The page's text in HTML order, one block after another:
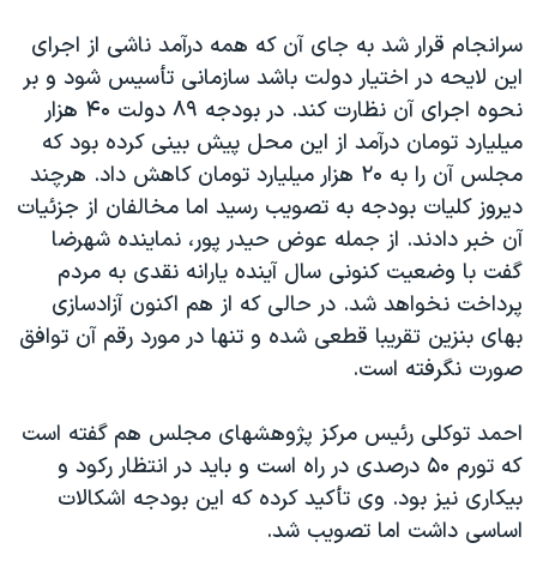
سرانجام قرار شد به جای آن که همه درآمد ناشی از اجرای
این لایحه در اختیار دولت باشد سازمانی تأسیس شود و بر
نحوه اجرای آن نظارت کند. در بودجه ۸۹ دولت ۴۰ هزار
میلیارد تومان درآمد از این محل پیش بینی کرده بود که
مجلس آن را به ۲۰ هزار میلیارد تومان کاهش داد. هرچند
دیروز کلیات بودجه به تصویب رسید اما مخالفان از جزئیات
آن خبر دادند. از جمله عوض حیدر پور، نماینده شهرضا
گفت با وضعیت کنونی سال آینده یارانه نقدی به مردم
پرداخت نخواهد شد. در حالی که از هم اکنون آزادسازی
بهای بنزین تقریبا قطعی شده و تنها در مورد رقم آن توافق
صورت نگرفته است.
احمد توکلی رئیس مرکز پژوهشهای مجلس هم گفته است
که تورم ۵۰ درصدی در راه است و باید در انتظار رکود و
بیکاری نیز بود. وی تأکید کرده که این بودجه اشکالات
اساسی داشت اما تصویب شد.